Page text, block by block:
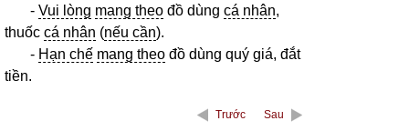
- Vui lòng mang theo đồ dùng cá nhân,
thuốc cá nhân (nếu cần).
- Hạn chế mang theo đồ dùng quý giá, đắt
tiền.
Trước Sau